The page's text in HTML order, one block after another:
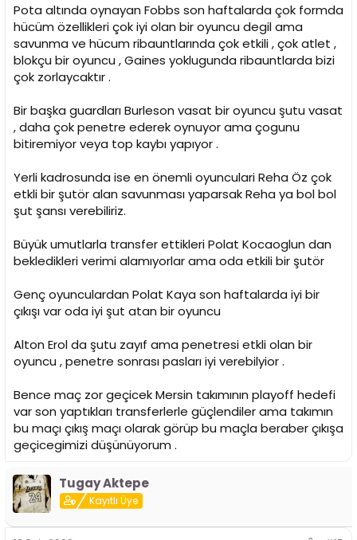
Pota altında oynayan Fobbs son haftalarda çok formda
hücüm özellikleri çok iyi olan bir oyuncu degil ama
savunma ve hücum ribauntlarında çok etkili , çok atlet ,
blokçu bir oyuncu , Gaines yoklugunda ribauntlarda bizi
çok zorlaycaktır .
Bir başka guardları Burleson vasat bir oyuncu şutu vasat
, daha çok penetre ederek oynuyor ama çogunu
bitiremiyor veya top kaybı yapıyor .
Yerli kadrosunda ise en önemli oyunculari Reha Öz çok
etkli bir şutör alan savunması yaparsak Reha ya bol bol
şut şansı verebiliriz.
Büyük umutlarla transfer ettikleri Polat Kocaoglun dan
bekledikleri verimi alamıyorlar ama oda etkili bir şutör
Genç oyunculardan Polat Kaya son haftalarda iyi bir
çıkışı var oda iyi şut atan bir oyuncu
Alton Erol da şutu zayıf ama penetresi etkli olan bir
oyuncu , penetre sonrası pasları iyi verebilyior .
Bence maç zor geçicek Mersin takımının playoff hedefi
var son yaptıkları transferlerle güçlendiler ama takımın
bu maçı çıkış maçı olarak görüp bu maçla beraber çıkışa
geçicegimizi düşünüyorum .
Tugay Aktepe
Kayıtlı Üye